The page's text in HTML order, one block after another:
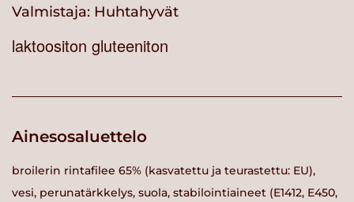
Valmistaja: Huhtahyvät
laktoositon gluteeniton
Ainesosaluettelo
broilerin rintafilee 65% (kasvatettu ja teurastettu: EU),
vesi, perunatärkkelys, suola, stabilointiaineet (E1412, E450,